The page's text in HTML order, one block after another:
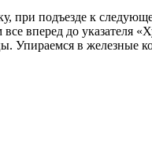
при подъезде к
вперед до указателя
Упираемся в железные